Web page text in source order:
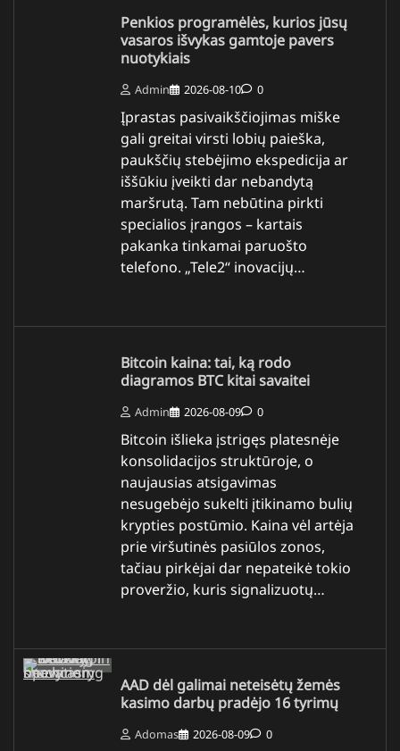
Penkios programėlės, kurios jūsų
vasaros išvykas gamtoje pavers
nuotykiais
Admin 2026-08-10 0
Įprastas pasivaikščiojimas miške
gali greitai virsti lobių paieška,
paukščių stebėjimo ekspedicija ar
iššūkiu įveikti dar nebandytą
maršrutą. Tam nebūtina pirkti
specialios įrangos – kartais
pakanka tinkamai paruošto
telefono. „Tele2“ inovacijų…
Bitcoin kaina: tai, ką rodo
diagramos BTC kitai savaitei
Admin 2026-08-09 0
Bitcoin išlieka įstrigęs platesnėje
konsolidacijos struktūroje, o
naujausias atsigavimas
nesugebėjo sukelti įtikinamo bulių
krypties postūmio. Kaina vėl artėja
prie viršutinės pasiūlos zonos,
tačiau pirkėjai dar nepateikė tokio
proveržio, kuris signalizuotų…
AAD dėl galimai neteisėtų žemės
kasimo darbų pradėjo 16 tyrimų
Adomas 2026-08-09 0